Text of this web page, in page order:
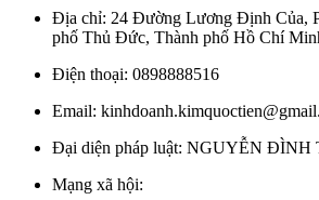
Địa chỉ: 24 Đường Lương Định Của,
phố Thủ Đức, Thành phố Hồ Chí
Điện thoại: 0898888516
Email:
Đại diện pháp luật: NGUYỄN ĐÌNH
Mạng xã hội: